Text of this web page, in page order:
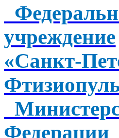
учреждение
«Санкт-
Федерации